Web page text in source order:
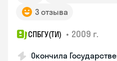
3 отзыва
СПБГУ(ТИ) • 2009 г.
Окончила